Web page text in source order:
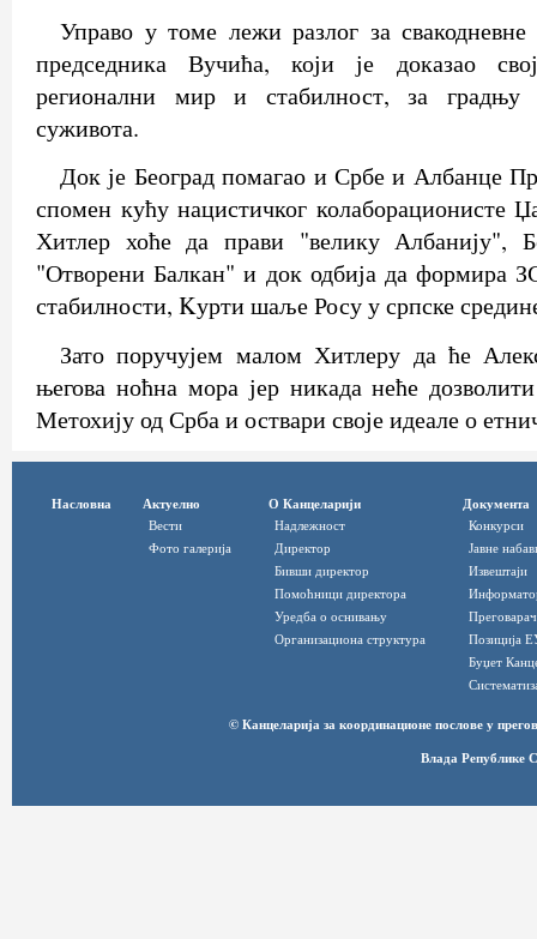
Управо у томе лежи разлог за свакодневне
председника Вучића, који је доказао
регионални мир и стабилност, за
суживота.
Док је Београд помагао и Србе и Албанце
спомен кућу нацистичког колаборационисте
Хитлер хоће да прави "велику Албанију",
"Отворени Балкан" и док одбија да формира
стабилности, Kурти шаље Росу у српске
Зато поручујем малом Хитлеру да ће
његова ноћна мора јер никада неће
Метохију од Срба и оствари своје идеале о
Насловна Актуелно
Вести
Фото галерија
О Канцеларији
Надлежност
Директор
Бивши директор
Помоћници директора
Уредба о оснивању
Организациона структура
Документа
Конкурси
Јавне
Извештаји
Позиција
Буџет
© Канцеларија за координационе послове у
Влада Републике